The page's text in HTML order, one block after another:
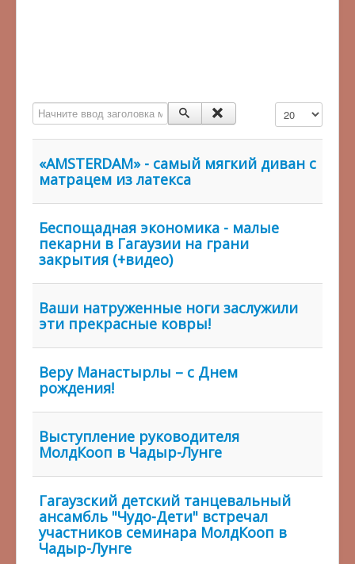
Начните ввод заголовка метки Кол-во строк:
«AMSTERDAM» - самый мягкий диван с
матрацем из латекса
Беспощадная экономика - малые
пекарни в Гагаузии на грани
закрытия (+видео)
Ваши натруженные ноги заслужили
эти прекрасные ковры!
Веру Манастырлы – с Днем
рождения!
Выступление руководителя
МолдКооп в Чадыр-Лунге
Гагаузский детский танцевальный
ансамбль "Чудо-Дети" встречал
участников семинара МолдКооп в
Чадыр-Лунге